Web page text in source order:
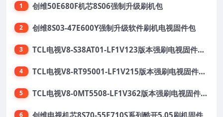
1 创维50E680F机芯8S06强制升级刷机包
2 创维8S03-47E600Y强制升级软件刷机电视固件包
3 TCL电视V8-S38AT01-LF1V123版本强刷电视固件包下载
4 TCL电视V8-RT95001-LF1V215版本强刷电视固件包下载
5 TCL电视V8-0MT5508-LF1V362版本强刷电视固件包下载
6 创维电视机芯8S70-55E710S系列酷开5.05刷机固件